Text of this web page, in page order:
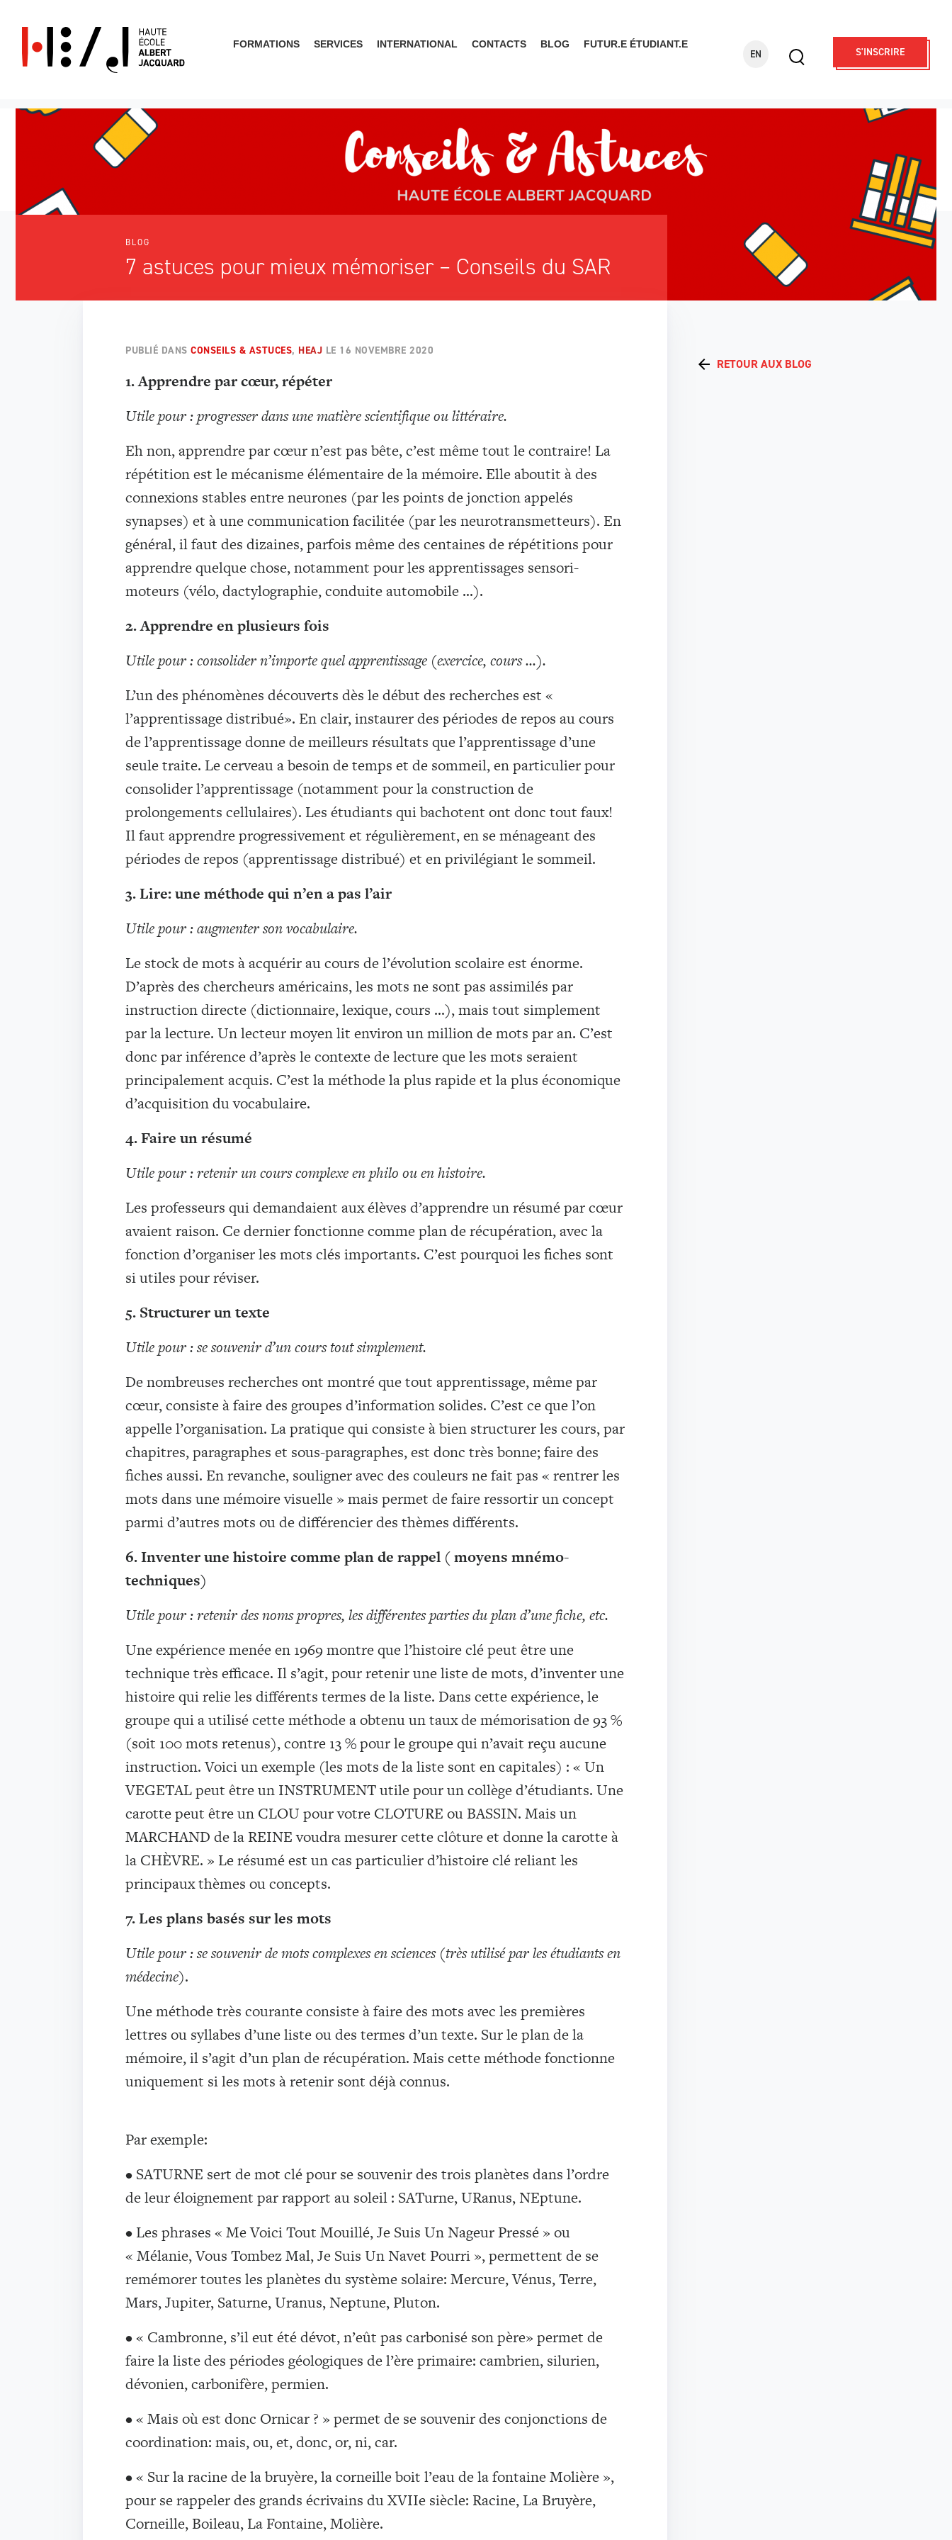
FORMATIONS SERVICES INTERNATIONAL CONTACTS BLOG FUTUR.E ÉTUDIANT.E
EN
Display
S'INSCRIRE
Que cherches-tu?
Rechercher
BLOG
7 astuces pour mieux mémoriser – Conseils du SAR
PUBLIÉ DANS CONSEILS & ASTUCES, HEAJ LE 16 NOVEMBRE 2020
1. Apprendre par cœur, répéter
Utile pour : progresser dans une matière scientifique ou littéraire.
Eh non, apprendre par cœur n’est pas bête, c’est même tout le contraire! La
répétition est le mécanisme élémentaire de la mémoire. Elle aboutit à des
connexions stables entre neurones (par les points de jonction appelés
synapses) et à une communication facilitée (par les neurotransmetteurs). En
général, il faut des dizaines, parfois même des centaines de répétitions pour
apprendre quelque chose, notamment pour les apprentissages sensori-
moteurs (vélo, dactylographie, conduite automobile …).
2. Apprendre en plusieurs fois
Utile pour : consolider n’importe quel apprentissage (exercice, cours …).
L’un des phénomènes découverts dès le début des recherches est «
l’apprentissage distribué». En clair, instaurer des périodes de repos au cours
de l’apprentissage donne de meilleurs résultats que l’apprentissage d’une
seule traite. Le cerveau a besoin de temps et de sommeil, en particulier pour
consolider l’apprentissage (notamment pour la construction de
prolongements cellulaires). Les étudiants qui bachotent ont donc tout faux!
Il faut apprendre progressivement et régulièrement, en se ménageant des
périodes de repos (apprentissage distribué) et en privilégiant le sommeil.
3. Lire: une méthode qui n’en a pas l’air
Utile pour : augmenter son vocabulaire.
Le stock de mots à acquérir au cours de l’évolution scolaire est énorme.
D’après des chercheurs américains, les mots ne sont pas assimilés par
instruction directe (dictionnaire, lexique, cours …), mais tout simplement
par la lecture. Un lecteur moyen lit environ un million de mots par an. C’est
donc par inférence d’après le contexte de lecture que les mots seraient
principalement acquis. C’est la méthode la plus rapide et la plus économique
d’acquisition du vocabulaire.
4. Faire un résumé
Utile pour : retenir un cours complexe en philo ou en histoire.
Les professeurs qui demandaient aux élèves d’apprendre un résumé par cœur
avaient raison. Ce dernier fonctionne comme plan de récupération, avec la
fonction d’organiser les mots clés importants. C’est pourquoi les fiches sont
si utiles pour réviser.
5. Structurer un texte
Utile pour : se souvenir d’un cours tout simplement.
De nombreuses recherches ont montré que tout apprentissage, même par
cœur, consiste à faire des groupes d’information solides. C’est ce que l’on
appelle l’organisation. La pratique qui consiste à bien structurer les cours, par
chapitres, paragraphes et sous-paragraphes, est donc très bonne; faire des
fiches aussi. En revanche, souligner avec des couleurs ne fait pas « rentrer les
mots dans une mémoire visuelle » mais permet de faire ressortir un concept
parmi d’autres mots ou de différencier des thèmes différents.
6. Inventer une histoire comme plan de rappel ( moyens mnémo-
techniques)
Utile pour : retenir des noms propres, les différentes parties du plan d’une fiche, etc.
Une expérience menée en 1969 montre que l’histoire clé peut être une
technique très efficace. Il s’agit, pour retenir une liste de mots, d’inventer une
histoire qui relie les différents termes de la liste. Dans cette expérience, le
groupe qui a utilisé cette méthode a obtenu un taux de mémorisation de 93 %
(soit 100 mots retenus), contre 13 % pour le groupe qui n’avait reçu aucune
instruction. Voici un exemple (les mots de la liste sont en capitales) : « Un
VEGETAL peut être un INSTRUMENT utile pour un collège d’étudiants. Une
carotte peut être un CLOU pour votre CLOTURE ou BASSIN. Mais un
MARCHAND de la REINE voudra mesurer cette clôture et donne la carotte à
la CHÈVRE. » Le résumé est un cas particulier d’histoire clé reliant les
principaux thèmes ou concepts.
7. Les plans basés sur les mots
Utile pour : se souvenir de mots complexes en sciences (très utilisé par les étudiants en
médecine).
Une méthode très courante consiste à faire des mots avec les premières
lettres ou syllabes d’une liste ou des termes d’un texte. Sur le plan de la
mémoire, il s’agit d’un plan de récupération. Mais cette méthode fonctionne
uniquement si les mots à retenir sont déjà connus.
Par exemple:
• SATURNE sert de mot clé pour se souvenir des trois planètes dans l’ordre
de leur éloignement par rapport au soleil : SATurne, URanus, NEptune.
• Les phrases « Me Voici Tout Mouillé, Je Suis Un Nageur Pressé » ou
« Mélanie, Vous Tombez Mal, Je Suis Un Navet Pourri », permettent de se
remémorer toutes les planètes du système solaire: Mercure, Vénus, Terre,
Mars, Jupiter, Saturne, Uranus, Neptune, Pluton.
• « Cambronne, s’il eut été dévot, n’eût pas carbonisé son père» permet de
faire la liste des périodes géologiques de l’ère primaire: cambrien, silurien,
dévonien, carbonifère, permien.
• « Mais où est donc Ornicar ? » permet de se souvenir des conjonctions de
coordination: mais, ou, et, donc, or, ni, car.
• « Sur la racine de la bruyère, la corneille boit l’eau de la fontaine Molière »,
pour se rappeler des grands écrivains du XVIIe siècle: Racine, La Bruyère,
Corneille, Boileau, La Fontaine, Molière.
RETOUR AUX BLOG